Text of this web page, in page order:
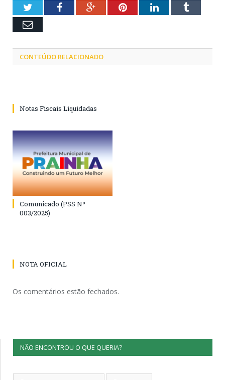
TwitterFacebookGoogle+PinterestLinkedInTumblr
Email
CONTEÚDO RELACIONADO
Notas Fiscais Liquidadas
Comunicado (PSS Nº
003/2025)
NOTA OFICIAL
Os comentários estão fechados.
NÃO ENCONTROU O QUE QUERIA?